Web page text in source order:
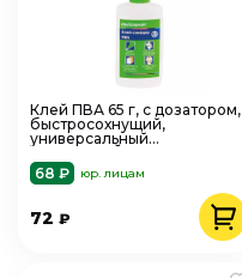
Клей ПВА 65 г, с дозатором,
быстросохнущий,
универсальный
КЛСЛ-П65
68 ₽ юр. лицам
72 ₽